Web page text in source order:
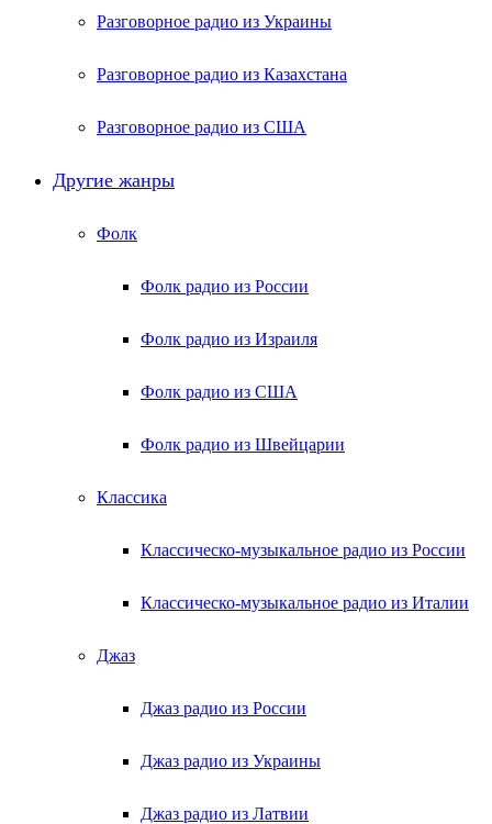
Разговорное радио из Украины
Разговорное радио из Казахстана
Разговорное радио из США
Другие жанры
Фолк
Фолк радио из России
Фолк радио из Израиля
Фолк радио из США
Фолк радио из Швейцарии
Классика
Классическо-музыкальное радио из России
Классическо-музыкальное радио из Италии
Джаз
Джаз радио из России
Джаз радио из Украины
Джаз радио из Латвии